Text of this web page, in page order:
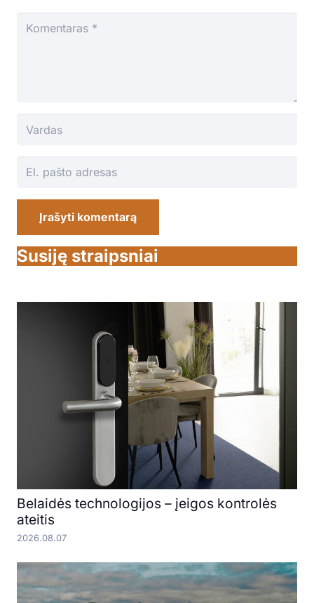
Įrašyti komentarą
Susiję straipsniai
Belaidės technologijos – įeigos kontrolės
ateitis
2026.08.07